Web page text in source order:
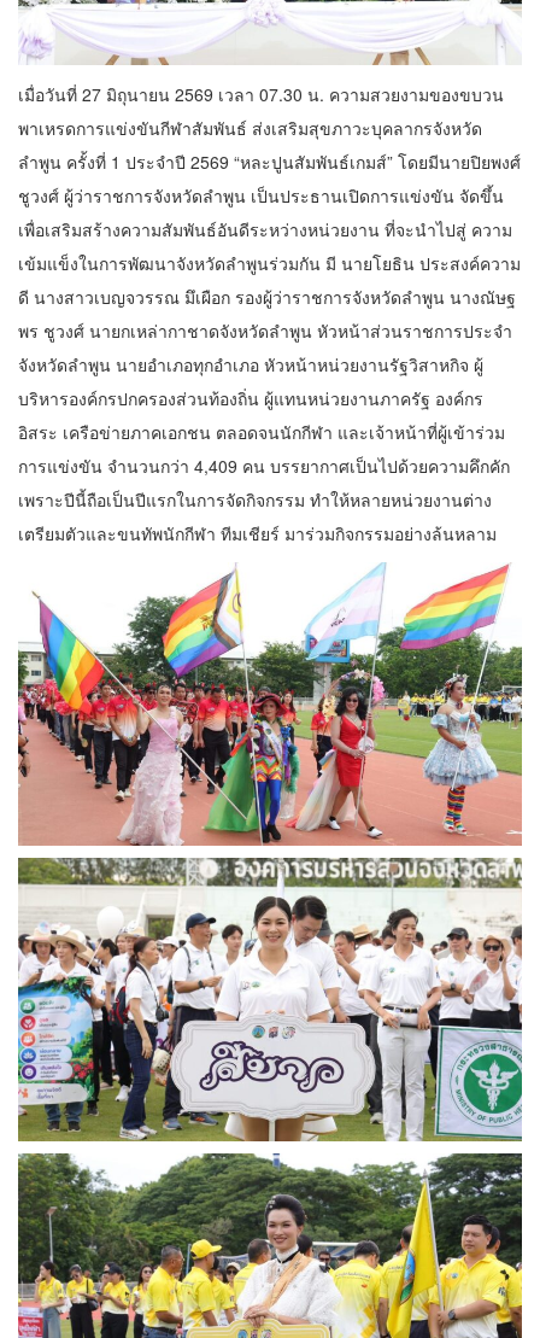
เมื่อวันที่ 27 มิถุนายน 2569 เวลา 07.30 น. ความสวยงามของขบวน
พาเหรดการแข่งขันกีฬาสัมพันธ์ ส่งเสริมสุขภาวะบุคลากรจังหวัด
ลำพูน ครั้งที่ 1 ประจำปี 2569 “หละปูนสัมพันธ์เกมส์” โดยมีนายปิยพงศ์
ชูวงศ์ ผู้ว่าราชการจังหวัดลำพูน เป็นประธานเปิดการแข่งขัน จัดขึ้น
เพื่อเสริมสร้างความสัมพันธ์อันดีระหว่างหน่วยงาน ที่จะนำไปสู่ ความ
เข้มแข็งในการพัฒนาจังหวัดลำพูนร่วมกัน มี นายโยธิน ประสงค์ความ
ดี นางสาวเบญจวรรณ มึเผือก รองผู้ว่าราชการจังหวัดลำพูน นางณัษฐ
พร ชูวงศ์ นายกเหล่ากาชาดจังหวัดลำพูน หัวหน้าส่วนราชการประจำ
จังหวัดลำพูน นายอำเภอทุกอำเภอ หัวหน้าหน่วยงานรัฐวิสาหกิจ ผู้
บริหารองค์กรปกครองส่วนท้องถิ่น ผู้แทนหน่วยงานภาครัฐ องค์กร
อิสระ เครือข่ายภาคเอกชน ตลอดจนนักกีฬา และเจ้าหน้าที่ผู้เข้าร่วม
การแข่งขัน จำนวนกว่า 4,409 คน บรรยากาศเป็นไปด้วยความคึกคัก
เพราะปีนี้ถือเป็นปีแรกในการจัดกิจกรรม ทำให้หลายหน่วยงานต่าง
เตรียมตัวและขนทัพนักกีฬา ทีมเชียร์ มาร่วมกิจกรรมอย่างล้นหลาม